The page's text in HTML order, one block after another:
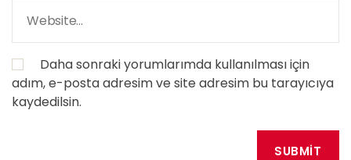
Daha sonraki yorumlarımda kullanılması için
adım, e-posta adresim ve site adresim bu tarayıcıya
kaydedilsin.